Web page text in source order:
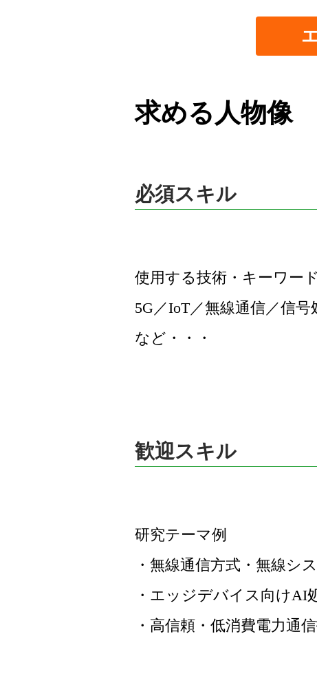
求める人物像
必須スキル
使用する技術・キーワード
5G／IoT／無線通信／信
など・・・
歓迎スキル
研究テーマ例
・無線通信方式・無線シ
・エッジデバイス向けAI
・高信頼・低消費電力通